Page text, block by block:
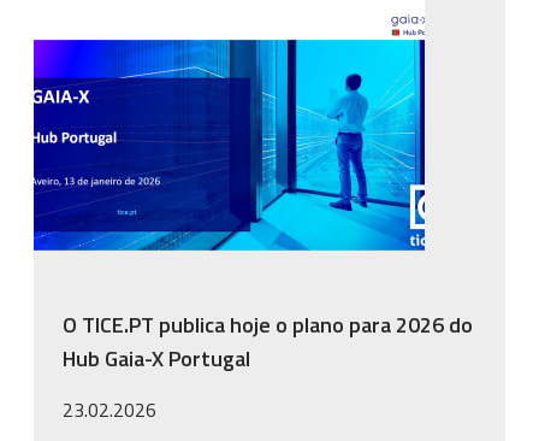
O TICE.PT publica hoje o plano para 2026 do
Hub Gaia-X Portugal
23.02.2026